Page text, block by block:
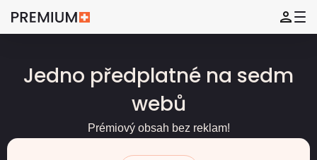
Jedno předplatné na sedm
webů
Prémiový obsah bez reklam!